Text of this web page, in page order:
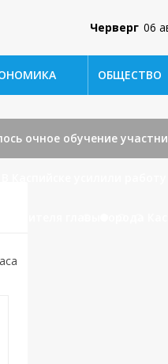
Черверг 06
ОБЩЕСТВО
очное обучение
главы города